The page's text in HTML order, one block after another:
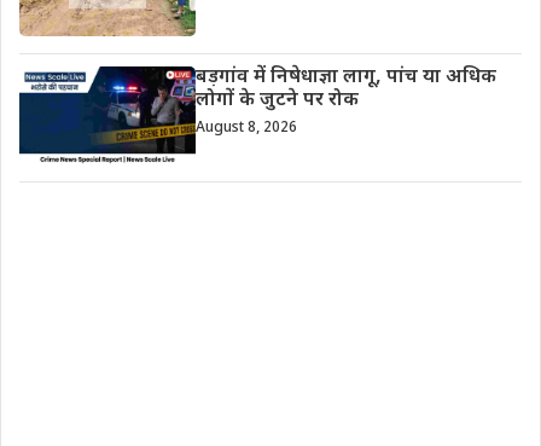
बड़गांव में निषेधाज्ञा लागू, पांच या अधिक
लोगों के जुटने पर रोक
August 8, 2026